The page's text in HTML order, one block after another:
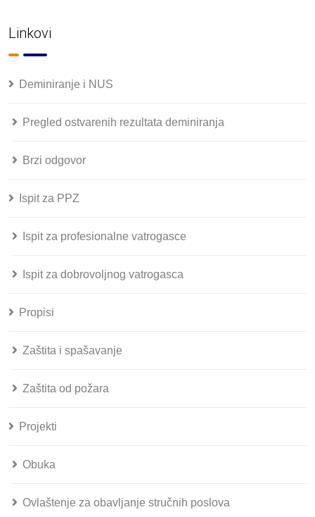
Linkovi
Deminiranje i NUS
Pregled ostvarenih rezultata deminiranja
Brzi odgovor
Ispit za PPZ
Ispit za profesionalne vatrogasce
Ispit za dobrovoljnog vatrogasca
Propisi
Zaštita i spašavanje
Zaštita od požara
Projekti
Obuka
Ovlaštenje za obavljanje stručnih poslova